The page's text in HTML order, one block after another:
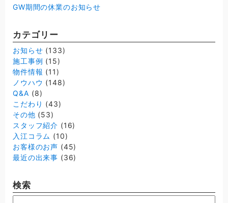
GW期間の休業のお知らせ
カテゴリー
お知らせ (133)
施工事例 (15)
物件情報 (11)
ノウハウ (148)
Q&A (8)
こだわり (43)
その他 (53)
スタッフ紹介 (16)
入江コラム (10)
お客様のお声 (45)
最近の出来事 (36)
検索